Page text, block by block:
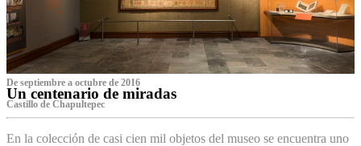
De septiembre a octubre de 2016
Un centenario de miradas
Castillo de Chapultepec
En la colección de casi cien mil objetos del museo se encuentra uno